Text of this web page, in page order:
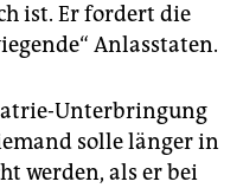
ist. Er fordert die
Anlasstaten.
Unterbringung
solle länger in
werden, als er bei